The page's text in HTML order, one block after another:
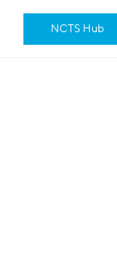
NCTS Hub